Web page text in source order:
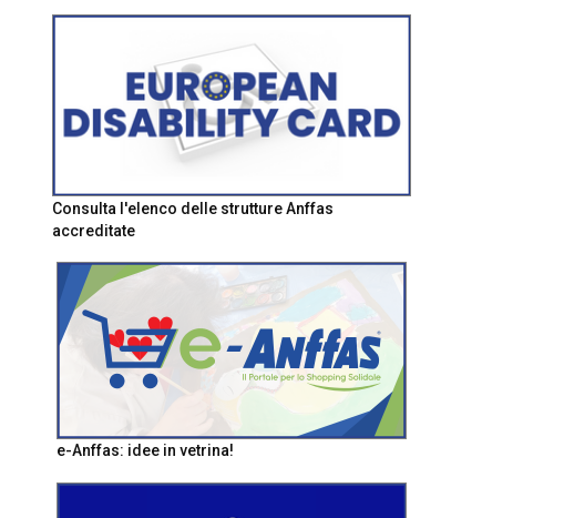
Consulta l'elenco delle strutture Anffas
accreditate
e-Anffas: idee in vetrina!